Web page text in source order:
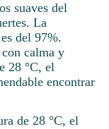
suaves del
La
del 97%.
calma y
28 °C, el
encontrar
de 28 °C, el